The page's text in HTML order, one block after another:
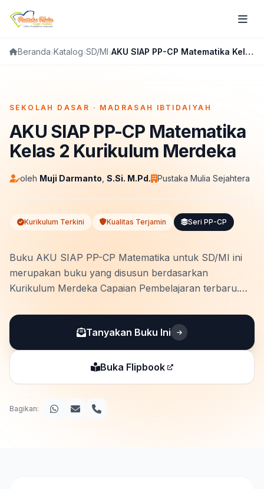
Beranda Katalog SD/MI AKU SIAP PP-CP Matematika Kelas 2 Kurikulum Merdeka
SEKOLAH DASAR · MADRASAH IBTIDAIYAH
AKU SIAP PP-CP Matematika
Kelas 2 Kurikulum Merdeka
oleh Muji Darmanto S.Si. M.Pd. Pustaka Mulia Sejahtera
Kurikulum Terkini Kualitas Terjamin Seri PP-CP
Buku AKU SIAP PP-CP Matematika untuk SD/MI ini
merupakan buku yang disusun berdasarkan
Kurikulum Merdeka Capaian Pembelajaran terbaru.
Capaian Pembelajaran dengan mudah. Materi disajikan
sesuai elemen Capaian Pembelajaran yang akan
dikembangkan, yaitu, elemen …
Tanyakan Buku Ini
Buka Flipbook
Bagikan: